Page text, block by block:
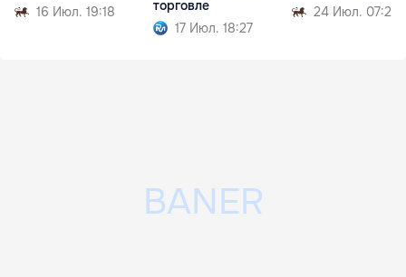
16 Июл. 19:18
торговле
17 Июл. 18:27
24 Июл. 07:27